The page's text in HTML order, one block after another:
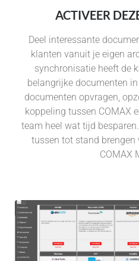
ACTIVEER
Deel interessante
klanten vanuit je eigen
synchronisatie heeft de
belangrijke documenten
documenten opvragen,
koppeling tussen COMAX
team heel wat tijd besparen.
tussen tot stand brengen
COMAX